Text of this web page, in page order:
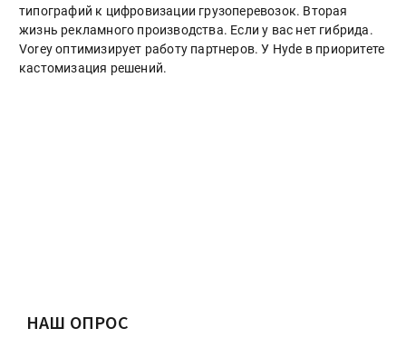
типографий к цифровизации грузоперевозок. Вторая
жизнь рекламного производства. Если у вас нет гибрида.
Vorey оптимизирует работу партнеров. У Hyde в приоритете
кастомизация решений.
НАШ ОПРОС